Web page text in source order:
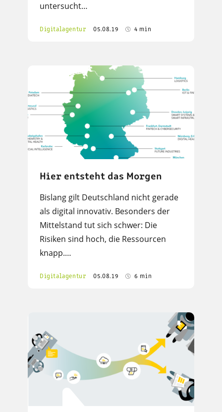
untersucht…
Digitalagentur 05.08.19 4 min
Hier entsteht das Morgen
Bislang gilt Deutschland nicht gerade
als digital innovativ. Besonders der
Mittelstand tut sich schwer: Die
Risiken sind hoch, die Ressourcen
knapp.…
Digitalagentur 05.08.19 6 min